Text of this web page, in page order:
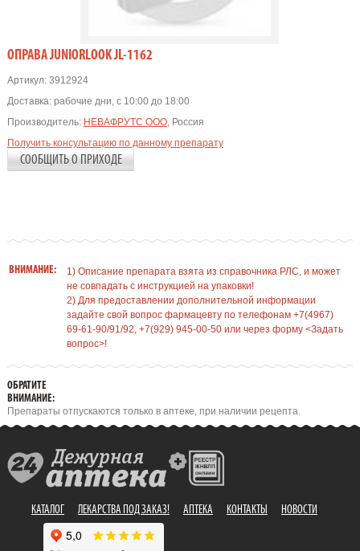
OПРАВА JUNIORLOOK JL-1162
Артикул:3912924
Доставка: рабочие дни, с 10:00 до 18:00
Производитель: НЕВАФРУТС ООО, Россия
Получить консультацию по данному препарату
СООБЩИТЬ О ПРИХОДЕ
ВНИМАНИЕ:
1) Описание препарата взята из справочника РЛС, и может
не совпадать с инструкцией на упаковки!
2) Для предоставлении дополнительной информации
задайте свой вопрос фармацевту по телефонам +7(4967)
69-61-90/91/92, +7(929) 945-00-50 или через форму <Задать
вопрос>!
ОБРАТИТЕ
ВНИМАНИЕ:
Препараты отпускаются только в аптеке, при наличии рецепта.
КАТАЛОГ ЛЕКАРСТВА ПОД ЗАКАЗ! АПТЕКА КОНТАКТЫ НОВОСТИ